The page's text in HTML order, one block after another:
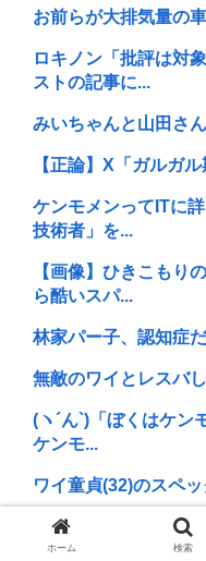
お前らが大排気量の
ロキノン「批評は対
ストの記事に...
みいちゃんと山田さ
【正論】X「ガルガ
ケンモメンってITに
技術者」を...
【画像】ひきこもり
ら酷いスパ...
林家パー子、認知症
無敵のワイとレスバ
(ヽ´ん`)「ぼくはケン
ケンモ...
ワイ童貞(32)のスペ
RPGで"弓使い"が最
ホーム 検索